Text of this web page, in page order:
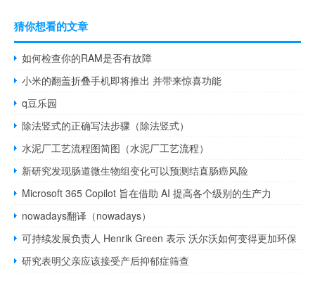
猜你想看的文章
如何检查你的RAM是否有故障
小米的翻盖折叠手机即将推出 并带来惊喜功能
q豆乐园
除法竖式的正确写法步骤（除法竖式）
水泥厂工艺流程图简图（水泥厂工艺流程）
新研究发现肠道微生物组变化可以预测结直肠癌风险
Microsoft 365 Copilot 旨在借助 AI 提高各个级别的生产力
nowadays翻译（nowadays）
可持续发展负责人 Henrik Green 表示 沃尔沃如何变得更加环保
研究表明父亲应该接受产后抑郁症筛查